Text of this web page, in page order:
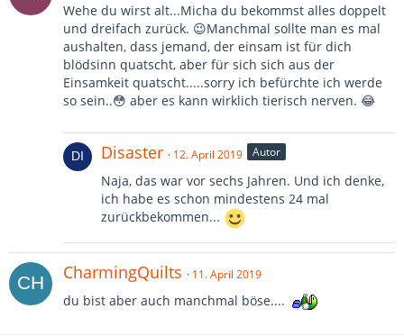
Wehe du wirst alt...Micha du bekommst alles doppelt
und dreifach zurück. 😉Manchmal sollte man es mal
aushalten, dass jemand, der einsam ist für dich
blödsinn quatscht, aber für sich sich aus der
Einsamkeit quatscht.....sorry ich befürchte ich werde
so sein..😳 aber es kann wirklich tierisch nerven. 😂
Disaster 12. April 2019 Autor
Naja, das war vor sechs Jahren. Und ich denke,
ich habe es schon mindestens 24 mal
zurückbekommen...
CharmingQuilts 11. April 2019
du bist aber auch manchmal böse....